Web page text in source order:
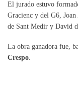
El jurado estuvo
Gracienc y del G6,
de Sant Medir y David
La obra ganadora fue,
Crespo.